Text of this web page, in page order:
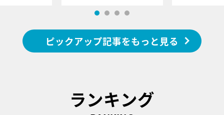
ピックアップ記事をもっと見る
ランキング